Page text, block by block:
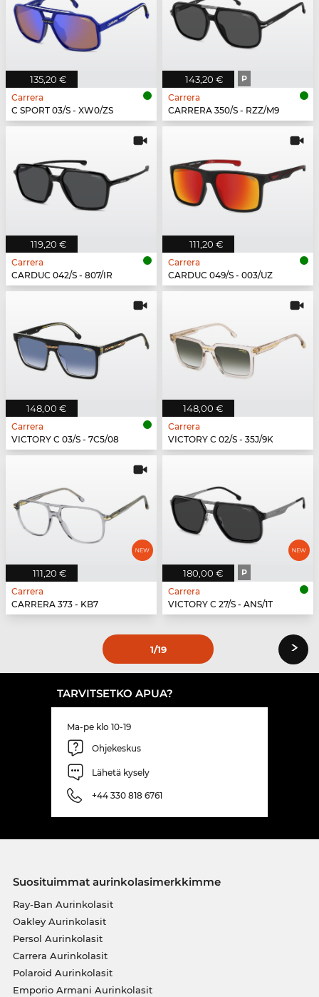
135,20 €
Carrera
C SPORT 03/S - XW0/ZS
143,20 € P
Carrera
CARRERA 350/S - RZZ/M9
119,20 €
Carrera
CARDUC 042/S - 807/IR
111,20 €
Carrera
CARDUC 049/S - 003/UZ
148,00 €
Carrera
VICTORY C 03/S - 7C5/08
148,00 €
Carrera
VICTORY C 02/S - 35J/9K
111,20 €
Carrera
CARRERA 373 - KB7
180,00 € P
Carrera
VICTORY C 27/S - ANS/1T
1/19 ›
TARVITSETKO APUA?
Ma-pe klo 10-19
Ohjekeskus
Lähetä kysely
+44 330 818 6761
Suosituimmat aurinkolasimerkkimme
Ray-Ban Aurinkolasit
Oakley Aurinkolasit
Persol Aurinkolasit
Carrera Aurinkolasit
Polaroid Aurinkolasit
Emporio Armani Aurinkolasit